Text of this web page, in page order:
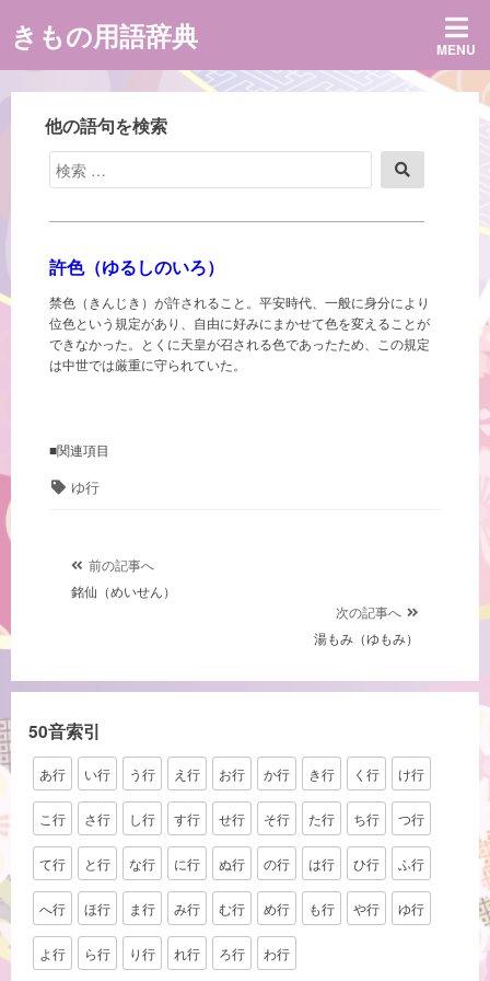
ン
ツ
きもの用語辞典 MENU
他の語句を検索
検
索
象:
索
許色（ゆるしのいろ）
禁色（きんじき）が許されること。平安時代、一般に身分により
位色という規定があり、自由に好みにまかせて色を変えることが
できなかった。とくに天皇が召される色であったため、この規定
は中世では厳重に守られていた。
■関連項目
タ ゆ行
ゲ
ー
シ
ョ
ン
前の記事へ
銘仙（めいせん）
次の記事へ
湯もみ（ゆもみ）
50音索引
あ行 い行 う行 え行 お行 か行 き行 く行 け行
こ行 さ行 し行 す行 せ行 そ行 た行 ち行 つ行
て行 と行 な行 に行 ぬ行 の行 は行 ひ行 ふ行
へ行 ほ行 ま行 み行 む行 め行 も行 や行 ゆ行
よ行 ら行 り行 れ行 ろ行 わ行